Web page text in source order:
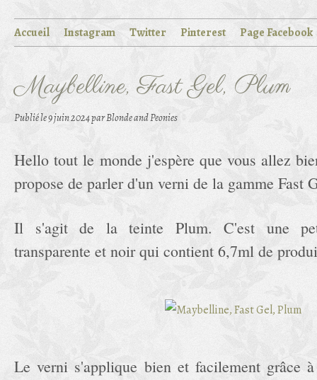
Accueil Instagram Twitter Pinterest Page Facebook
Maybelline, Fast Gel, Plum
Publié le9 juin 2024par Blonde and Peonies
Hello tout le monde j'espère que vous allez
propose de parler d'un verni de la gamme
Il s'agit de la teinte Plum. C'est une
transparente et noir qui contient 6,7ml de
Le verni s'applique bien et facilement grâce